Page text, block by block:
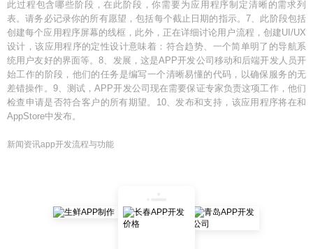
此过程包含哪些阶段，在此阶段，你需要为应用程序制定清晰的需求列
表。请务必记录你的所有愿望，包括每个截止日期的指示。7、此阶段包括
创建每个应用程序屏幕的线框，此外，正在详细讨论用户流程，创建UI/UX
设计，该应用程序的定性设计意味着：符合趋势、一个简单明了的导航系
统用户友好的界面等。8、发展，这是APP开发公司移动和后端开发人员开
始工作的阶段，他们的任务是编写一个清晰易懂的代码，以确保服务的无
差错操作。9、测试，APP开发公司现在需要保证专家负责这项工作，他们
检查申请是否符合客户的所有期望。10、发布和支持，该应用程序将在和
AppStore中发布。
新闻资讯app开发流程与功能